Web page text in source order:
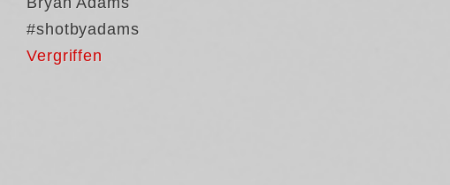
#shotbyadams
Vergriffen